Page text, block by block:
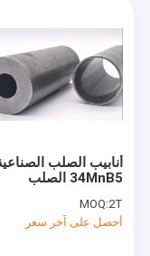
أنابيب الصلب
34MnB5 الصلب
MOQ:2T
أحصل على آخر سعر